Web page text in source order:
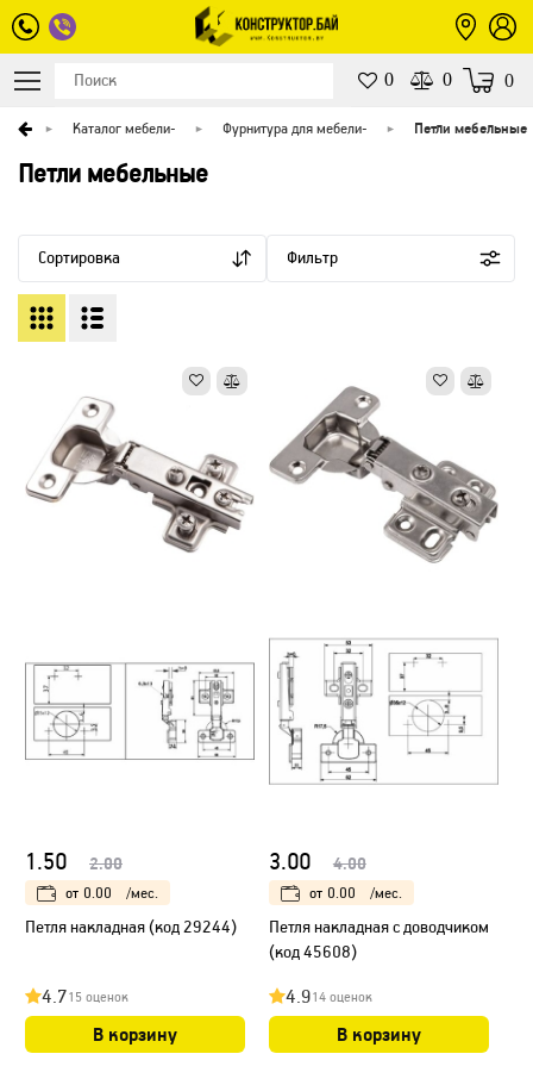
0 0 0
Каталог мебели- Фурнитура для мебели- Петли мебельные
Петли мебельные
Сортировка Фильтр
1.50 2.00
от 0.00 /мес.
Петля накладная (код 29244)
4.715 оценок
В корзину
3.00 4.00
от 0.00 /мес.
Петля накладная с доводчиком
(код 45608)
4.914 оценок
В корзину